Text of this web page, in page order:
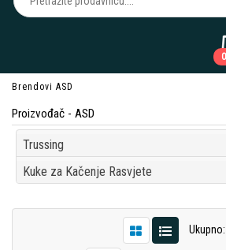
0
Brendovi ASD
Proizvođač - ASD
Trussing
Kuke za Kačenje Rasvjete